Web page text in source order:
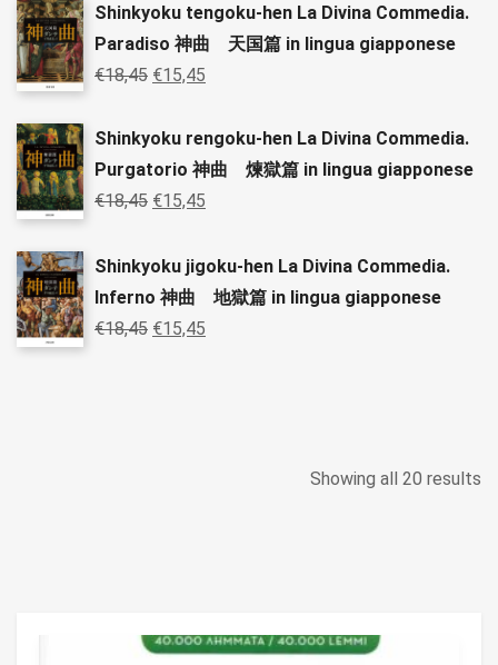
Shinkyoku tengoku-hen La Divina Commedia.
Paradiso 神曲 天国篇 in lingua giapponese
€18,45 €15,45
Shinkyoku rengoku-hen La Divina Commedia.
Purgatorio 神曲 煉獄篇 in lingua giapponese
€18,45 €15,45
Shinkyoku jigoku-hen La Divina Commedia.
Inferno 神曲 地獄篇 in lingua giapponese
€18,45 €15,45
Showing all 20 results